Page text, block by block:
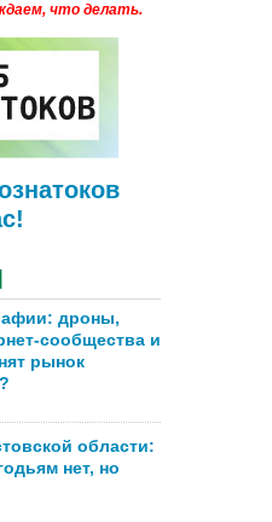
что делать.
дроны,
сообщества и
рынок
области:
нет, но